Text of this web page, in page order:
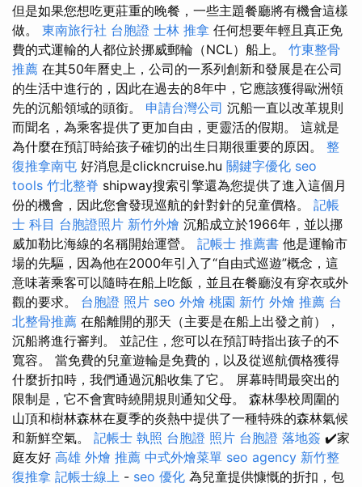
但是如果您想吃更莊重的晚餐，一些主題餐廳將有機會這樣
做。 東南旅行社 台胞證 士林 推拿 任何想要年輕且真正免
費的式運輸的人都位於挪威郵輪（NCL）船上。 竹東整骨
推薦 在其50年曆史上，公司的一系列創新和發展是在公司
的生活中進行的，因此在過去的8年中，它應該獲得歐洲領
先的沉船領域的頭銜。 申請台灣公司 沉船一直以改革規則
而聞名，為乘客提供了更加自由，更靈活的假期。 這就是
為什麼在預訂時給孩子確切的出生日期很重要的原因。 整
復推拿南屯 好消息是clickncruise.hu 關鍵字優化 seo
tools 竹北整脊 shipway搜索引擎還為您提供了進入這個月
份的機會，因此您會發現巡航的針對針的兒童價格。 記帳
士 科目 台胞證照片 新竹外燴 沉船成立於1966年，並以挪
威加勒比海線的名稱開始運營。 記帳士 推薦書 他是運輸市
場的先驅，因為他在2000年引入了“自由式巡遊”概念，這
意味著乘客可以隨時在船上吃飯，並且在餐廳沒有穿衣或外
觀的要求。 台胞證 照片 seo 外燴 桃園 新竹 外燴 推薦 台
北整骨推薦 在船離開的那天（主要是在船上出發之前），
沉船將進行審判。 並記住，您可以在預訂時指出孩子的不
寬容。 當免費的兒童遊輪是免費的，以及從巡航價格獲得
什麼折扣時，我們通過沉船收集了它。 屏幕時間最突出的
限制是，它不會實時繞開規則通知父母。 森林學校周圍的
山頂和樹林森林在夏季的炎熱中提供了一種特殊的森林氣候
和新鮮空氣。 記帳士 執照 台胞證 照片 台胞證 落地簽 ✔️家
庭友好 高雄 外燴 推薦 中式外燴菜單 seo agency 新竹整
復推拿 記帳士線上 - seo 優化 為兒童提供慷慨的折扣，包